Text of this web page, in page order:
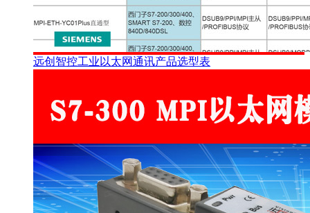
远创智控工业以太网通讯产品选型表